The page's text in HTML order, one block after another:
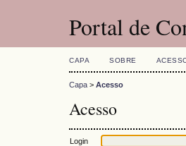
Portal de
CAPA SOBRE
Capa > Acesso
Acesso
Login